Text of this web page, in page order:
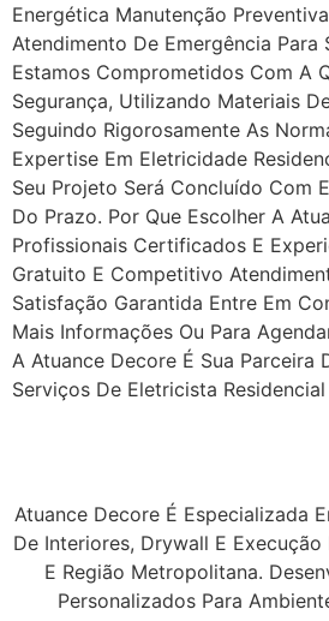
Energética Manutenção
Atendimento De Emergência Para
Estamos Comprometidos Com A
Segurança, Utilizando Materiais
Seguindo Rigorosamente As
Expertise Em Eletricidade
Seu Projeto Será Concluído Com
Do Prazo. Por Que Escolher A
Profissionais Certificados E
Gratuito E Competitivo
Satisfação Garantida Entre Em
Mais Informações Ou Para
A Atuance Decore É Sua Parceira
Serviços De Eletricista
Atuance Decore É Especializada
De Interiores, Drywall E
E Região Metropolitana.
Personalizados Para